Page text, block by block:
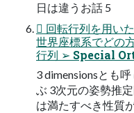
日は違うお話 5
 回転行列を用い
世界座標系でどの
行列 ➢ Special
3 dimensionsとも
ぶ 3次元の姿勢推
は満たすべき性質